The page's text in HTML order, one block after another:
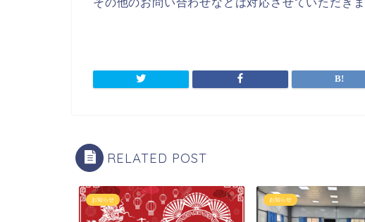
その他のお問い合わせなどは対応させていただき
RELATED POST
お知らせ お知らせ